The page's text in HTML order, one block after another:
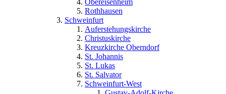
Obereisenheim
Rothhausen
Schweinfurt
Auferstehungskirche
Christuskirche
Kreuzkirche Oberndorf
St. Johannis
St. Lukas
St. Salvator
Schweinfurt-West